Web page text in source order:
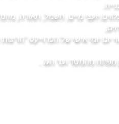
מיים, חשמל, תאורה,
יום יומי אישי של הפרוייקט
מפתח מהמסד ועד הגג .